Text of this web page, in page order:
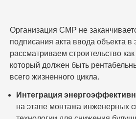
Организация СМР не
подписания акта ввода объекта
рассматриваем строительство
который должен быть
всего жизненного цикла.
Интеграция
на этапе монтажа инженерных